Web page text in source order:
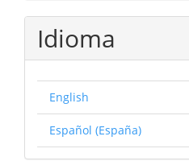
Idioma
English
Español (España)